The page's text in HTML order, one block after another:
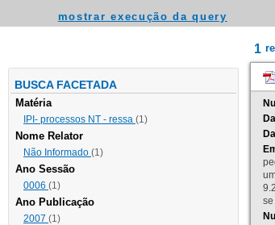
mostrar execução da query
BUSCA FACETADA
Matéria
IPI- processos NT - ressa (1)
Nome Relator
Não Informado (1)
Ano Sessão
0006 (1)
Ano Publicação
2007 (1)
1